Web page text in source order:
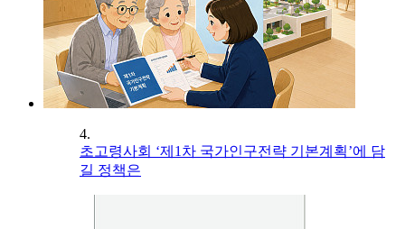
4.
초고령사회 ‘제1차 국가인구전략 기본계획’에 담
길 정책은